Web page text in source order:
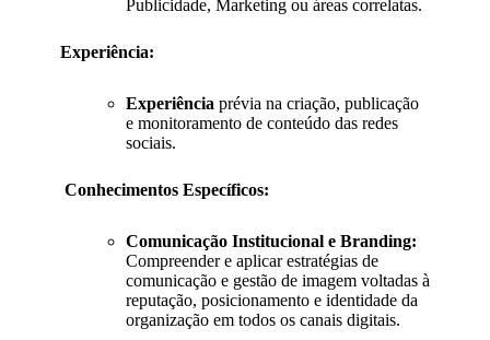
Publicidade, Marketing ou áreas correlatas.
Experiência:
Experiência prévia na criação, publicação
e monitoramento de conteúdo das redes
sociais.
Conhecimentos Específicos:
Comunicação Institucional e Branding:
Compreender e aplicar estratégias de
comunicação e gestão de imagem voltadas à
reputação, posicionamento e identidade da
organização em todos os canais digitais.